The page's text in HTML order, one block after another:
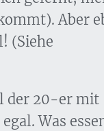
Aber
(Siehe
der 20-er mit
Was